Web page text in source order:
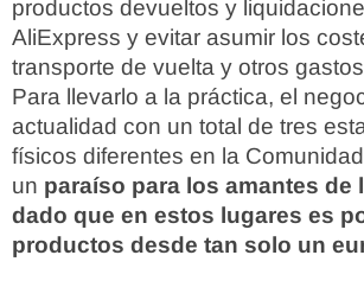
productos devueltos y
AliExpress y evitar asumir los
transporte de vuelta y otros
Para llevarlo a la práctica, el
actualidad con un total de tres
físicos diferentes en la
un paraíso para los amantes de
dado que en estos lugares es
productos desde tan solo un